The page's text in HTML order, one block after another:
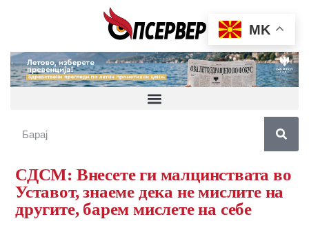
СДСМ: Внесете ги малцинствата во
Уставот, знаеме дека не мислите на
другите, барем мислете на себе
MK